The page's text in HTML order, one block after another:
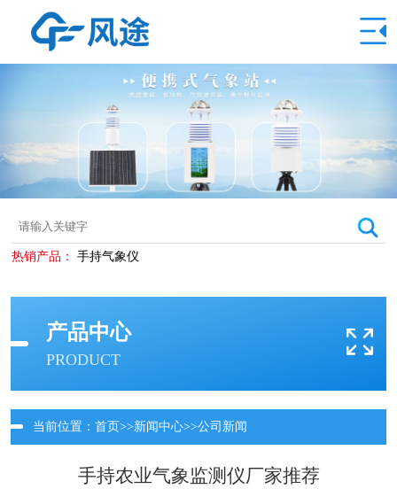
热销产品：手持气象仪
产品中心
PRODUCT
当前位置： 首页>>新闻中心>>公司新闻
手持农业气象监测仪厂家推荐